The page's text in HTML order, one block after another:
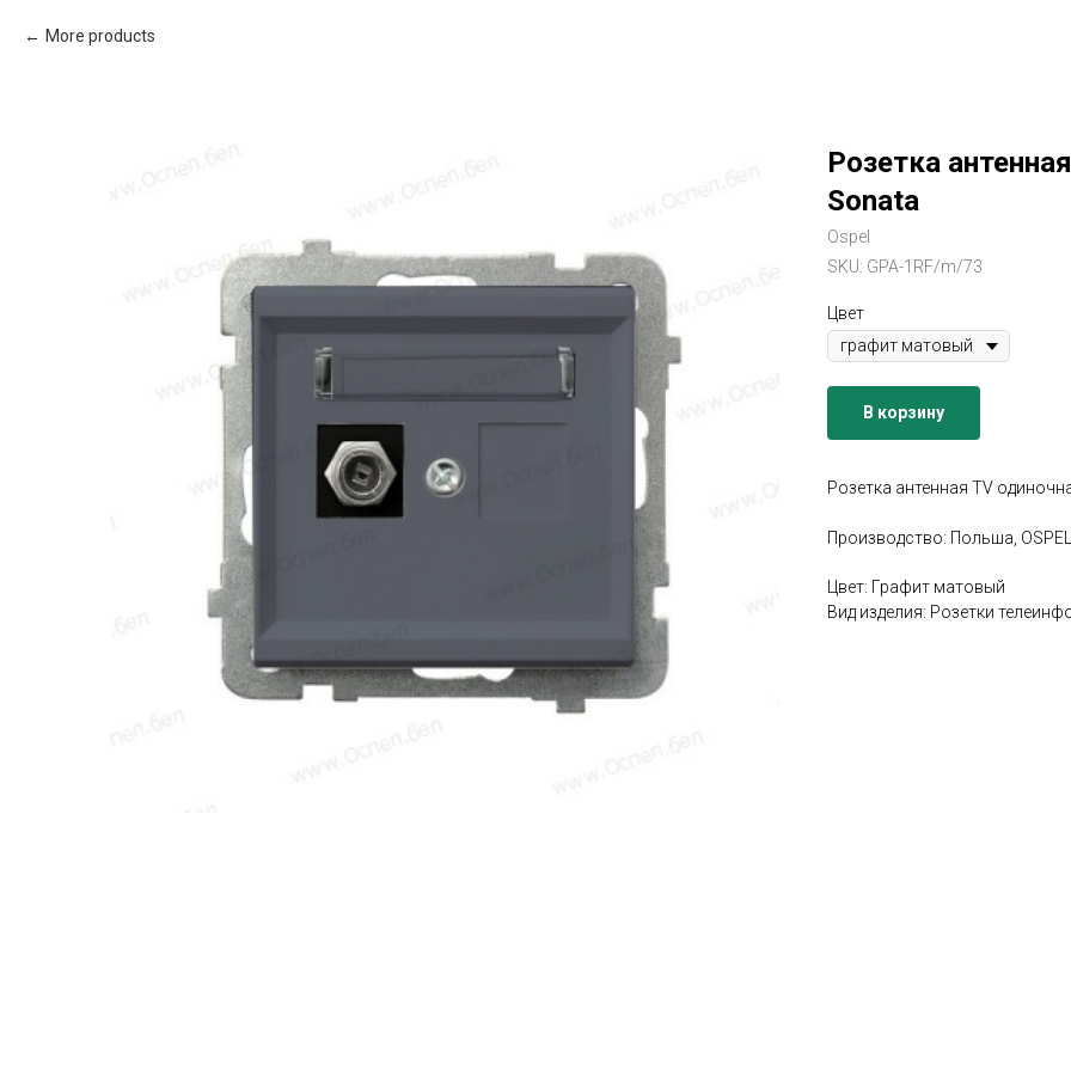
More products
Розетка
Sonata
Ospel
SKU: GPA-1RF/m/73
Цвет
В корзину
Розетка антенная TV
Производство: Польша, OSPEL
Цвет: Графит матовый
Вид изделия: Розетки